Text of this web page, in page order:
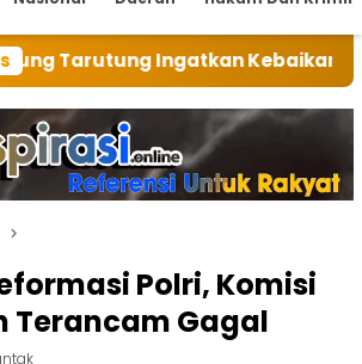
Kebaikan Tuhan Bupati
Polri, Komisi
Terancam Gagal